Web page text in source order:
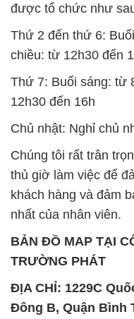
được tổ chức như
Thứ 2 đến thứ 6:
chiều: từ 12h30 đến
Thứ 7: Buổi sáng: từ
12h30 đến 16h
Chủ nhật: Nghỉ chủ
Chúng tôi rất trân
thủ giờ làm việc để
khách hàng và đảm
nhất của nhân viên.
BẢN ĐỒ MAP TẠI
TRƯỜNG PHÁT
ĐỊA CHỈ: 1229C
Đông B, Quận Bình